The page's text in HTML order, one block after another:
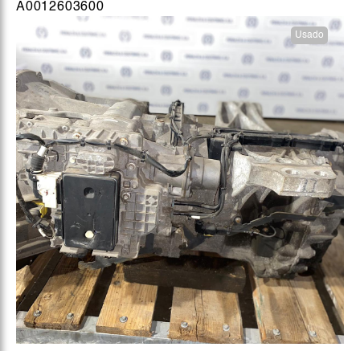
A0012603600
Usado